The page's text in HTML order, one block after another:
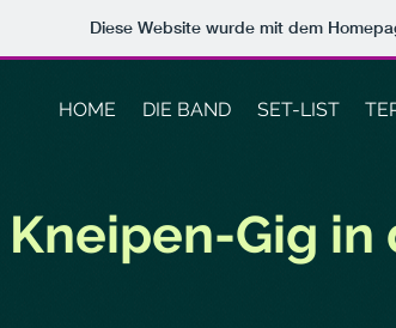
Diese Website wurde mit dem
HOME DIE BAND SET-LIST
Kneipen-Gig in